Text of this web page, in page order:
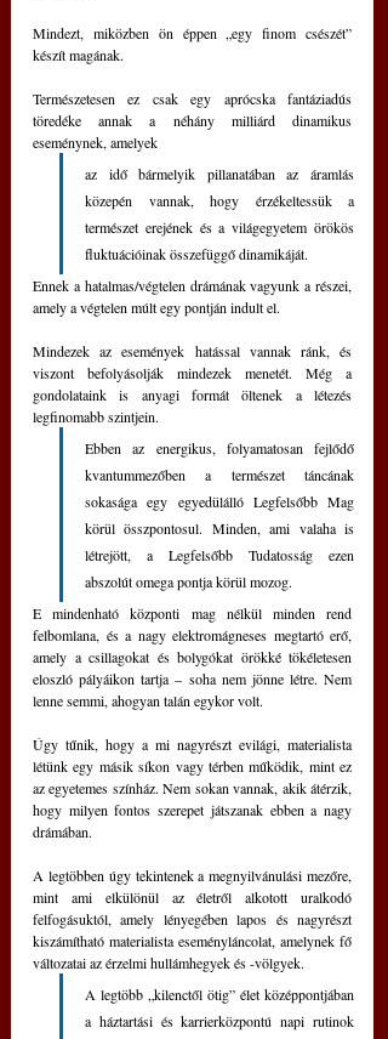
Mindezt, miközben ön éppen „egy finom csészét”
készít magának.
Természetesen ez csak egy aprócska fantáziadús
töredéke annak a néhány milliárd dinamikus
eseménynek, amelyek
az idő bármelyik pillanatában az áramlás
közepén vannak, hogy érzékeltessük a
természet erejének és a világegyetem örökös
fluktuációinak összefüggő dinamikáját.
Ennek a hatalmas/végtelen drámának vagyunk a részei,
amely a végtelen múlt egy pontján indult el.
Mindezek az események hatással vannak ránk, és
viszont befolyásolják mindezek menetét. Még a
gondolataink is anyagi formát öltenek a létezés
legfinomabb szintjein.
Ebben az energikus, folyamatosan fejlődő
kvantummezőben a természet táncának
sokasága egy egyedülálló Legfelsőbb Mag
körül összpontosul. Minden, ami valaha is
létrejött, a Legfelsőbb Tudatosság ezen
abszolút omega pontja körül mozog.
E mindenható központi mag nélkül minden rend
felbomlana, és a nagy elektromágneses megtartó erő,
amely a csillagokat és bolygókat örökké tökéletesen
eloszló pályáikon tartja – soha nem jönne létre. Nem
lenne semmi, ahogyan talán egykor volt.
Úgy tűnik, hogy a mi nagyrészt evilági, materialista
létünk egy másik síkon vagy térben működik, mint ez
az egyetemes színház. Nem sokan vannak, akik átérzik,
hogy milyen fontos szerepet játszanak ebben a nagy
drámában.
A legtöbben úgy tekintenek a megnyilvánulási mezőre,
mint ami elkülönül az életről alkotott uralkodó
felfogásuktól, amely lényegében lapos és nagyrészt
kiszámítható materialista eseményláncolat, amelynek fő
változatai az érzelmi hullámhegyek és -völgyek.
A legtöbb „kilenctől ötig” élet középpontjában
a háztartási és karrierközpontú napi rutinok